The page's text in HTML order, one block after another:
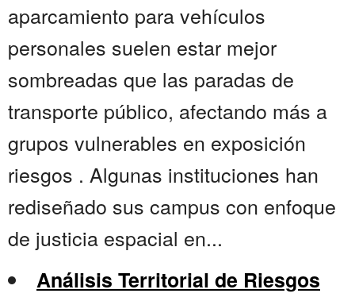
aparcamiento para vehículos
personales suelen estar mejor
sombreadas que las paradas de
transporte público, afectando más a
grupos vulnerables en exposición
riesgos . Algunas instituciones han
rediseñado sus campus con enfoque
de justicia espacial en...
Análisis Territorial de Riesgos